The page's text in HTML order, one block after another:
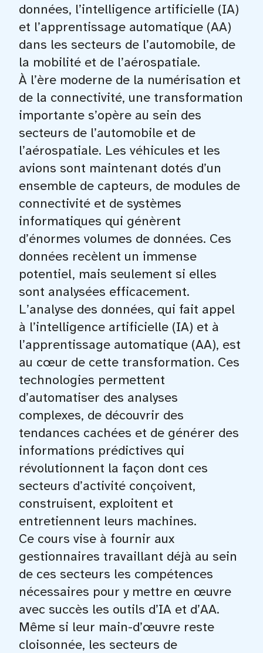
données, l’intelligence artificielle (IA)
et l’apprentissage automatique (AA)
dans les secteurs de l’automobile, de
la mobilité et de l’aérospatiale.
À l’ère moderne de la numérisation et
de la connectivité, une transformation
importante s’opère au sein des
secteurs de l’automobile et de
l’aérospatiale. Les véhicules et les
avions sont maintenant dotés d’un
ensemble de capteurs, de modules de
connectivité et de systèmes
informatiques qui génèrent
d’énormes volumes de données. Ces
données recèlent un immense
potentiel, mais seulement si elles
sont analysées efficacement.
L’analyse des données, qui fait appel
à l’intelligence artificielle (IA) et à
l’apprentissage automatique (AA), est
au cœur de cette transformation. Ces
technologies permettent
d’automatiser des analyses
complexes, de découvrir des
tendances cachées et de générer des
informations prédictives qui
révolutionnent la façon dont ces
secteurs d’activité conçoivent,
construisent, exploitent et
entretiennent leurs machines.
Ce cours vise à fournir aux
gestionnaires travaillant déjà au sein
de ces secteurs les compétences
nécessaires pour y mettre en œuvre
avec succès les outils d’IA et d’AA.
Même si leur main-d’œuvre reste
cloisonnée, les secteurs de